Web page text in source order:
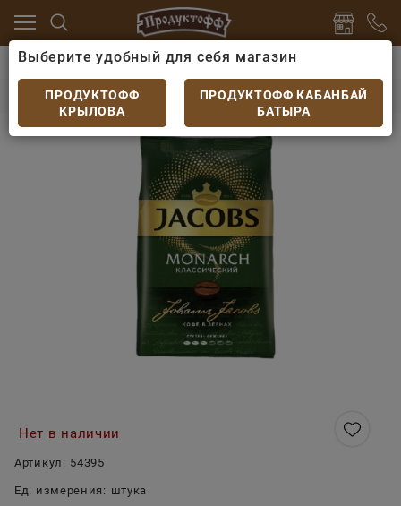
Кофе
Кофе Jacobs Монарх жареный в
Кофе Jacobs Монарх жареный в зернах 800гр
Нет в наличии
Артикул: 54395
Ед. измерения: штука
Выберите удобный для себя магазин
ПРОДУКТОФФ
КРЫЛОВА
ПРОДУКТОФФ КАБАНБАЙ
БАТЫРА